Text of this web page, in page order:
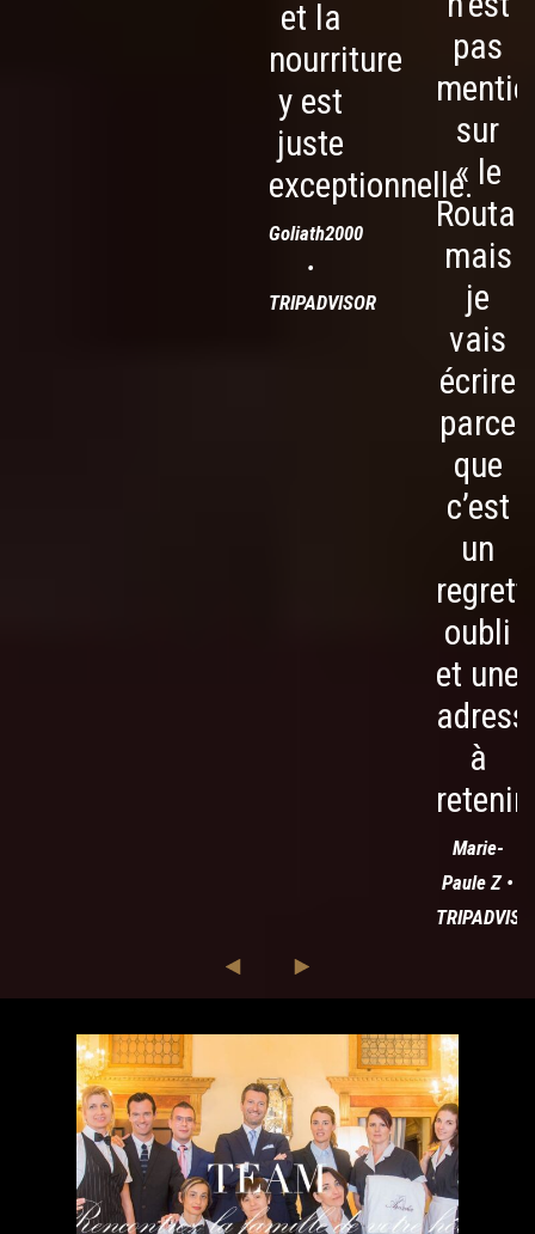
et la
nourriture
y est
juste
exceptionnelle.
Goliath2000
•
TRIPADVISOR
pas
sur
« le
mais
je
vais
écrire
parce
que
c’est
un
oubli
et une
à
retenir.
Marie-
Paule Z •